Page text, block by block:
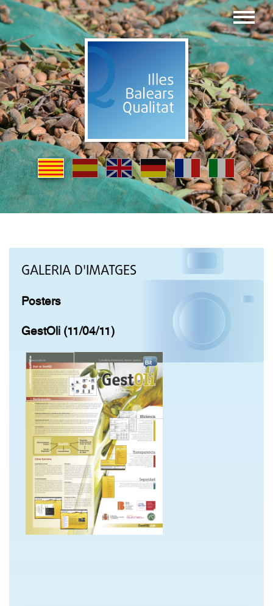
GALERIA D'IMATGES
Posters
GestOli (11/04/11)